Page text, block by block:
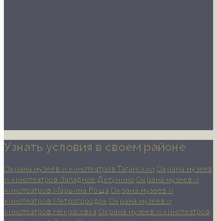
Узнать условия в своем районе
Охрана музеев и кинотеатров Таганский Охрана музеев
и кинотеатров Западное Дегунино Охрана музеев и
кинотеатров Марьина Роща Охрана музеев и
кинотеатров МетрогородокОхрана музеев и
кинотеатров Некрасовка Охрана музеев и кинотеатров